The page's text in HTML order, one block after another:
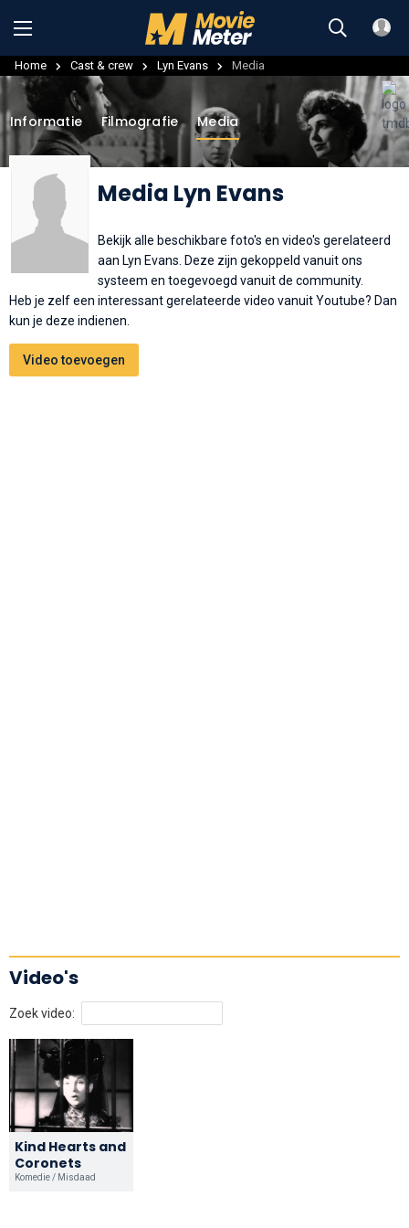
Home Cast & crew Lyn Evans Media
Media Lyn Evans
Informatie Filmografie Media
Bekijk alle beschikbare foto's en video's gerelateerd
aan Lyn Evans. Deze zijn gekoppeld vanuit ons
systeem en toegevoegd vanuit de community.
Heb je zelf een interessant gerelateerde video vanuit Youtube? Dan
kun je deze indienen.
Video toevoegen
Video's
Zoek video:
Kind Hearts and
Coronets
Komedie / Misdaad